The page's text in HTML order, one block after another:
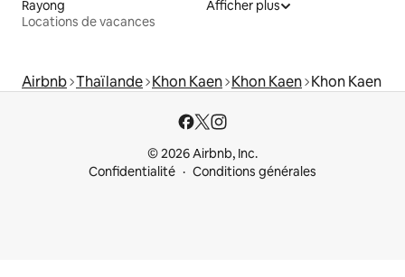
Rayong
Locations de vacances
Afficher plus
Airbnb Thaïlande Khon Kaen Khon Kaen Khon Kaen
© 2026 Airbnb, Inc.
Confidentialité
Conditions générales